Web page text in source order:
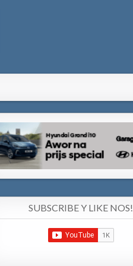
SUBSCRIBE Y LIKE NOS!